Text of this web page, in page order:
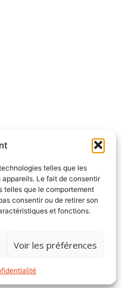
telles que les
Le fait de consentir
telles que le comportement
consentir ou de retirer son
et fonctions.
Voir les préférences